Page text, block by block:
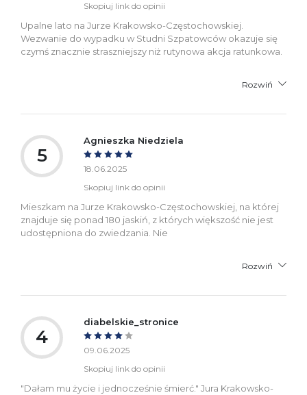
Skopiuj link do opinii
Upalne lato na Jurze Krakowsko-Częstochowskiej.
Wezwanie do wypadku w Studni Szpatowców okazuje się
czymś znacznie straszniejszy niż rutynowa akcja ratunkowa.
Rozwiń
5
Agnieszka Niedziela
18.06.2025
Skopiuj link do opinii
Mieszkam na Jurze Krakowsko-Częstochowskiej, na której
znajduje się ponad 180 jaskiń, z których większość nie jest
udostępniona do zwiedzania. Nie
Rozwiń
4
diabelskie_stronice
09.06.2025
Skopiuj link do opinii
"Dałam mu życie i jednocześnie śmierć." Jura Krakowsko-